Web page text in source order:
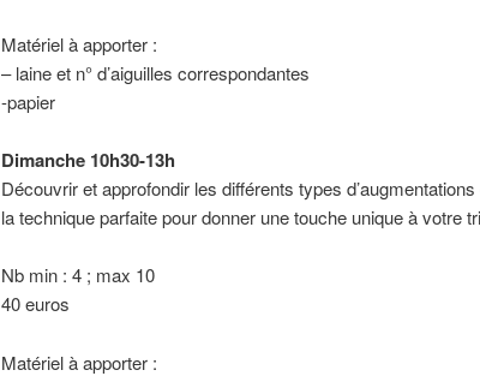
Matériel à apporter :
– laine et n° d’aiguilles correspondantes
-papier
Dimanche 10h30-13h
Découvrir et approfondir les différents types
la technique parfaite pour donner une touche unique à votre
Nb min : 4 ; max 10
40 euros
Matériel à apporter :